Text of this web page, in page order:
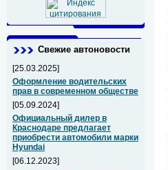
Свежие автоновости
[25.03.2025]
Оформление водительских
прав в современном обществе
[05.09.2024]
Официальный дилер в
Краснодаре предлагает
приобрести автомобили марки
Hyundai
[06.12.2023]